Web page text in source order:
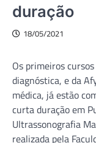
duração
18/05/2021
Os primeiros
diagnóstica, e da
médica, já estão
curta duração em
Ultrassonografia
realizada pela